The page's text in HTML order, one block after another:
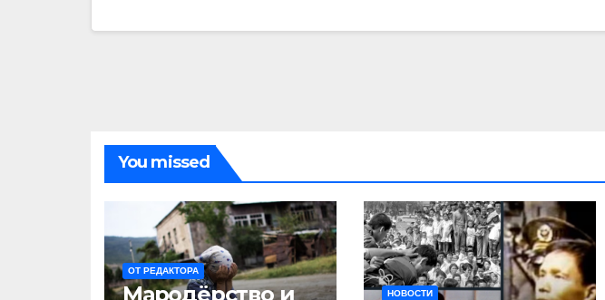
You missed
ОТ РЕДАКТОРА
Мародёрство и
НОВОСТИ